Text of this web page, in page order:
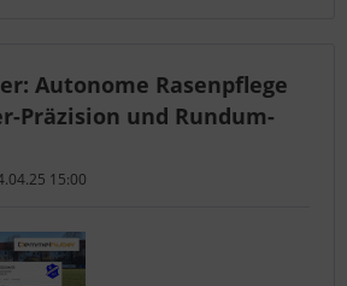
Autonome Rasenpflege
Präzision und Rundum-
15:00